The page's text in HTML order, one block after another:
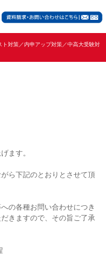
対策／内申アップ対策／中高大受験対
ます。
ら下記のとおりとさせて頂
の各種お問い合わせにつき
きますので、その旨ご了承